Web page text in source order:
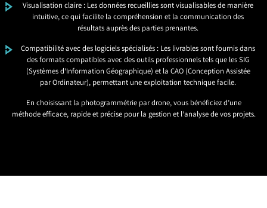
Visualisation claire : Les données recueillies sont visualisables de manière
intuitive, ce qui facilite la compréhension et la communication des
résultats auprès des parties prenantes.
Compatibilité avec des logiciels spécialisés : Les livrables sont fournis dans
des formats compatibles avec des outils professionnels tels que les SIG
(Systèmes d’Information Géographique) et la CAO (Conception Assistée
par Ordinateur), permettant une exploitation technique facile.
En choisissant la photogrammétrie par drone, vous bénéficiez d’une
méthode efficace, rapide et précise pour la gestion et l’analyse de vos projets.